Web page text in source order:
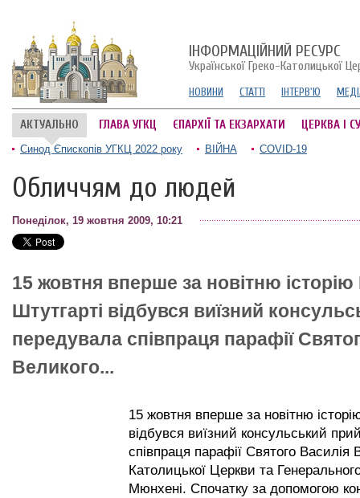
ІНФОРМАЦІЙНИЙ РЕСУРС
Української Греко-Католицької
НОВИНИ СТАТТІ ІНТЕРВ'Ю
АКТУАЛЬНО ГЛАВА УГКЦ ЄПАРХІЇ ТА ЕКЗАРХАТИ ЦЕРКВА І
Синод Єпископів УГКЦ 2022 року ВІЙНА COVID-19
Обличчям до людей
Понеділок, 19 жовтня 2009, 10:21
15 жовтня вперше за новітню
Штутгарті відбувся виїзний
передувала співпраця парафії
Великого...
15 жовтня вперше за новітню
відбувся виїзний консульський
співпраця парафії Святого Василія
Католицької Церкви та
Мюнхені. Спочатку за допомогою